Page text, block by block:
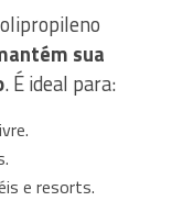
sua
. É ideal para:
e resorts.